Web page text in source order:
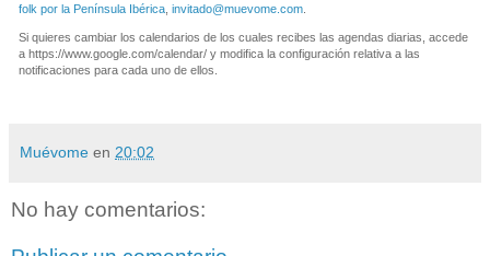
folk por la Península Ibérica invitado@muevome.com
Si quieres cambiar los calendarios de los cuales recibes las agendas diarias, accede
a https://www.google.com/calendar/ y modifica la configuración relativa a las
notificaciones para cada uno de ellos.
Muévome en 20:02
No hay comentarios: